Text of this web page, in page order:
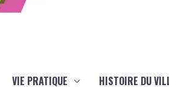
VIE PRATIQUE HISTOIRE DU